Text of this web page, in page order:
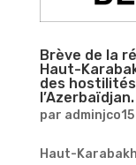
Brève de la
Haut-
des
l’Azerbaïdjan.
par adminjco15|
Haut-